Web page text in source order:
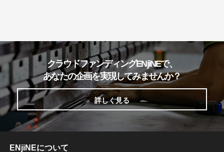
クラウドファンディングENjiNEで、
あなたの企画を実現してみませんか？
詳しく見る
ENjiNEについて